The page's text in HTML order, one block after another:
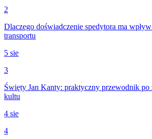
2
Dlaczego doświadczenie spedytora ma
transportu
5 sie
3
Święty Jan Kanty: praktyczny przewodnik po
kultu
4 sie
4